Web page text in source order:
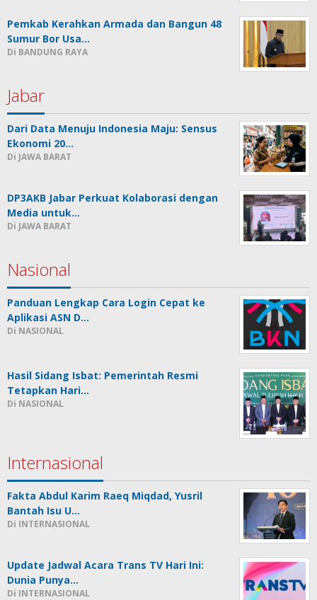
Pemkab Kerahkan Armada dan Bangun 48
Sumur Bor Usa…
Di BANDUNG RAYA
Jabar
Dari Data Menuju Indonesia Maju: Sensus
Ekonomi 20…
Di JAWA BARAT
DP3AKB Jabar Perkuat Kolaborasi dengan
Media untuk…
Di JAWA BARAT
Nasional
Panduan Lengkap Cara Login Cepat ke
Aplikasi ASN D…
Di NASIONAL
Hasil Sidang Isbat: Pemerintah Resmi
Tetapkan Hari…
Di NASIONAL
Internasional
Fakta Abdul Karim Raeq Miqdad, Yusril
Bantah Isu U…
Di INTERNASIONAL
Update Jadwal Acara Trans TV Hari Ini:
Dunia Punya…
Di INTERNASIONAL